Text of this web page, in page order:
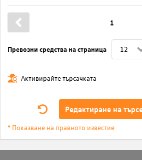
Превозни средства на страница
1
Активирайте търсачката
Редактиране на
* Показване на правното известие